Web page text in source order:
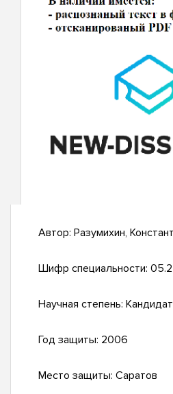
Автор: Разумихин,
Шифр специальности:
Научная степень:
Год защиты: 2006
Место защиты: Саратов